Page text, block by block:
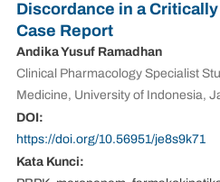
Discordance in a
Case Report
Andika Yusuf Ramadhan
Clinical Pharmacology Specialist
Medicine, University of Indonesia,
DOI:
https://doi.org/10.56951/je8s9k71
Kata Kunci: